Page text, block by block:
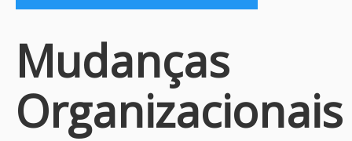
Mudanças
Organizacionais